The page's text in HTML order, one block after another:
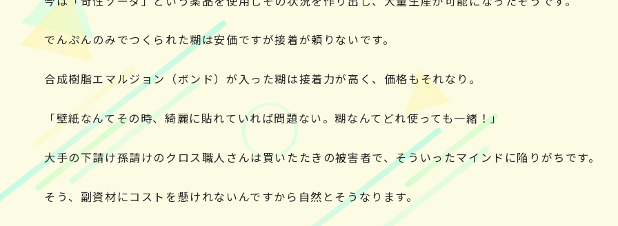
でんぷんのみでつくられた糊は安価ですが接着が頼りないです。
合成樹脂エマルジョン（ボンド）が入った糊は接着力が高く、価格もそれなり。
「壁紙なんてその時、綺麗に貼れていれば問題ない。糊なんてどれ使っても一緒！」
大手の下請け孫請けのクロス職人さんは買いたたきの被害者で、そういったマインドに陥りがちです。
そう、副資材にコストを懸けれないんですから自然とそうなります。